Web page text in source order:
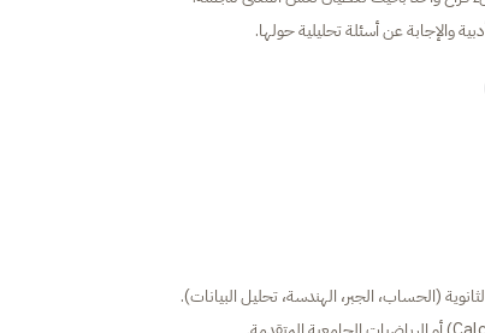
(الحساب، الجبر، الهندسة، تحليل البيانات).